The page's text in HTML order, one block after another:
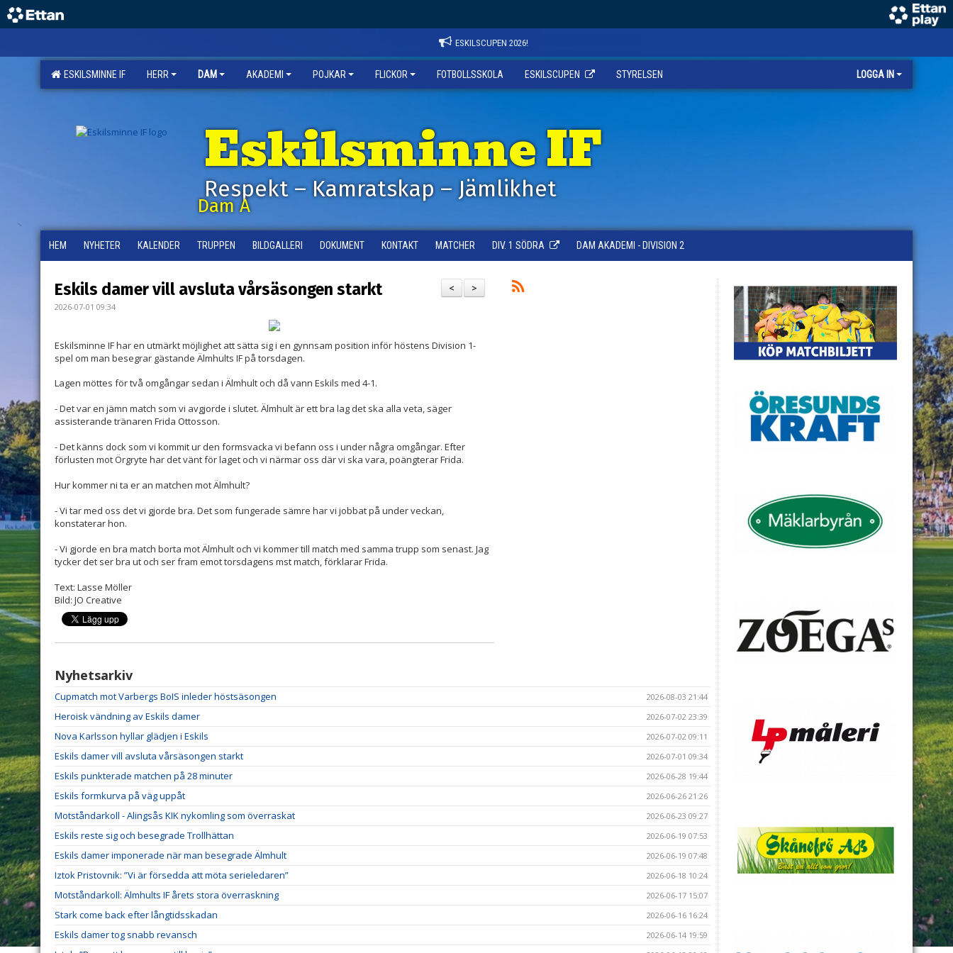
ESKILSCUPEN 2026!
ESKILSMINNE IF HERR DAM AKADEMI POJKAR FLICKOR FOTBOLLSSKOLA ESKILSCUPEN STYRELSEN LOGGA IN
Eskilsminne IF
Respekt – Kamratskap – Jämlikhet
Dam A
HEM NYHETER KALENDER TRUPPEN BILDGALLERI DOKUMENT KONTAKT MATCHER DIV. 1 SÖDRA DAM AKADEMI - DIVISION 2
>
<
Eskils damer vill avsluta vårsäsongen starkt
2026-07-01 09:34
Eskilsminne IF har en utmärkt möjlighet att sätta sig i en gynnsam position inför höstens Division 1-
spel om man besegrar gästande Älmhults IF på torsdagen.
Lagen möttes för två omgångar sedan i Älmhult och då vann Eskils med 4-1.
- Det var en jämn match som vi avgjorde i slutet. Älmhult är ett bra lag det ska alla veta, säger
assisterande tränaren Frida Ottosson.
- Det känns dock som vi kommit ur den formsvacka vi befann oss i under några omgångar. Efter
förlusten mot Örgryte har det vänt för laget och vi närmar oss där vi ska vara, poängterar Frida.
Hur kommer ni ta er an matchen mot Älmhult?
- Vi tar med oss det vi gjorde bra. Det som fungerade sämre har vi jobbat på under veckan,
konstaterar hon.
- Vi gjorde en bra match borta mot Älmhult och vi kommer till match med samma trupp som senast. Jag
tycker det ser bra ut och ser fram emot torsdagens mst match, förklarar Frida.
Text: Lasse Möller
Bild: JO Creative
Nyhetsarkiv
Cupmatch mot Varbergs BoIS inleder höstsäsongen 2026-08-03 21:44
Heroisk vändning av Eskils damer 2026-07-02 23:39
Nova Karlsson hyllar glädjen i Eskils 2026-07-02 09:11
Eskils damer vill avsluta vårsäsongen starkt 2026-07-01 09:34
Eskils punkterade matchen på 28 minuter 2026-06-28 19:44
Eskils formkurva på väg uppåt 2026-06-26 21:26
Motståndarkoll - Alingsås KIK nykomling som överraskat 2026-06-23 09:27
Eskils reste sig och besegrade Trollhättan 2026-06-19 07:53
Eskils damer imponerade när man besegrade Älmhult 2026-06-19 07:48
Iztok Pristovnik: ”Vi är försedda att möta serieledaren” 2026-06-18 10:24
Motståndarkoll: Älmhults IF årets stora överraskning 2026-06-17 15:07
Stark come back efter långtidsskadan 2026-06-16 16:24
Eskils damer tog snabb revansch 2026-06-14 19:59